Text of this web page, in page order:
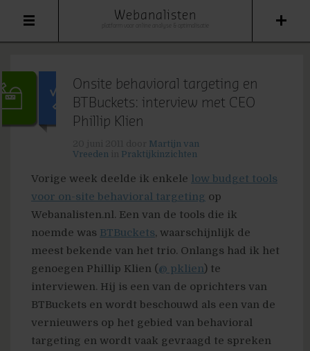
Webanalisten
Onsite behavioral targeting en
BTBuckets: interview met CEO
Phillip Klien
Martijn van
Vreeden
Praktijkinzichten
Vorige week deelde ik enkele low budget tools
voor on-site behavioral targeting op
Webanalisten.nl. Een van de tools die ik
noemde was BTBuckets, waarschijnlijk de
meest bekende van het trio. Onlangs had ik het
genoegen Phillip Klien (@ pklien) te
interviewen. Hij is een van de oprichters van
BTBuckets en wordt beschouwd als een van de
vernieuwers op het gebied van behavioral
targeting en wordt vaak gevraagd te spreken